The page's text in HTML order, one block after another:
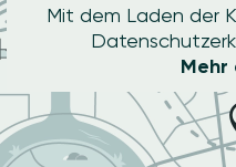
Mit dem Laden der
Mehr